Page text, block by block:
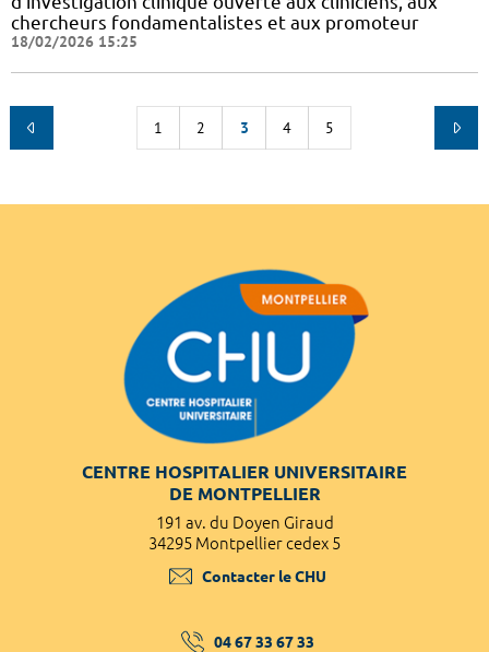
chercheurs fondamentalistes et aux promoteur
18/02/2026 15:25
1 2 3 4 5
CENTRE HOSPITALIER UNIVERSITAIRE
DE MONTPELLIER
191 av. du Doyen Giraud
34295 Montpellier cedex 5
Contacter le CHU
04 67 33 67 33